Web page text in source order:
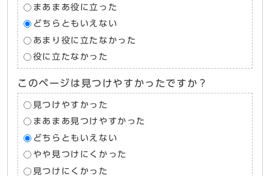
まあまあ役に立った
どちらともいえない
あまり役に立たなかった
役に立たなかった
このページは見つけやすかったですか？
見つけやすかった
まあまあ見つけやすかった
どちらともいえない
やや見つけにくかった
見つけにくかった